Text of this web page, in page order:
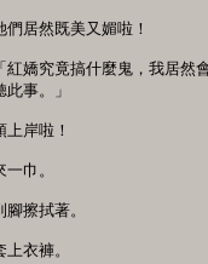
居然既美又媚啦！
究竟搞什麼鬼，我居然
事。」
岸啦！
巾。
擦拭著。
衣褲。